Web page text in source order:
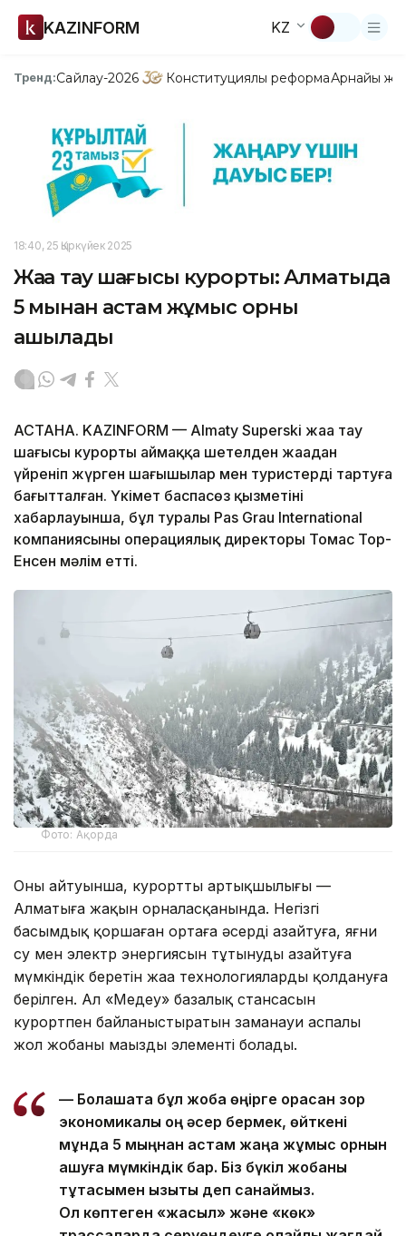
KAZINFORM KZ
Тренд:Сайлау-2026 Конституциялық реформаАрнайы
18:40, 25 Қыркүйек 2025
Жаңа тау шаңғысы курорты: Алматыда
5 мыңнан астам жұмыс орны
ашылады
АСТАНА. KAZINFORM — Almaty Superski жаңа тау
шаңғысы курорты аймаққа шетелден жаңадан
үйреніп жүрген шаңғышылар мен туристерді тартуға
бағытталған. Үкімет баспасөз қызметінің
хабарлауынша, бұл туралы Pas Grau International
компаниясының операциялық директоры Томас Тор-
Енсен мәлім етті.
Фото: Ақорда
Оның айтуынша, курорттың артықшылығы —
Алматыға жақын орналасқанында. Негізгі
басымдық қоршаған ортаға әсерді азайтуға, яғни
су мен электр энергиясын тұтынуды азайтуға
мүмкіндік беретін жаңа технологияларды қолдануға
берілген. Ал «Медеу» базалық стансасын
курортпен байланыстыратын заманауи аспалы
жол жобаның маңызды элементі болады.
— Болашақта бұл жоба өңірге орасан зор
экономикалық оң әсер бермек, өйткені
мұнда 5 мыңнан астам жаңа жұмыс орнын
ашуға мүмкіндік бар. Біз бүкіл жобаны
тұтасымен қызықты деп санаймыз.
Ол көптеген «жасыл» және «көк»